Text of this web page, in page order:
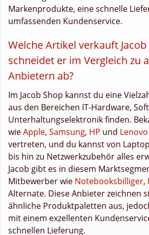
Markenprodukte, eine schnelle
umfassenden Kundenservice.
Welche Artikel verkauft
schneidet er im Vergleich zu
Anbietern ab?
Im Jacob Shop kannst du eine
aus den Bereichen IT-Hardware,
Unterhaltungselektronik finden.
wieApple, Samsung, HP und Lenovo
vertreten, und du kannst von
bis hin zu Netzwerkzubehör alles
Jacob gibt es in diesem
Mitbewerber wie Notebooksbilliger,
Alternate. Diese Anbieter zeichnen
ähnliche Produktpaletten aus,
mit einem exzellenten
schnellen Lieferung.